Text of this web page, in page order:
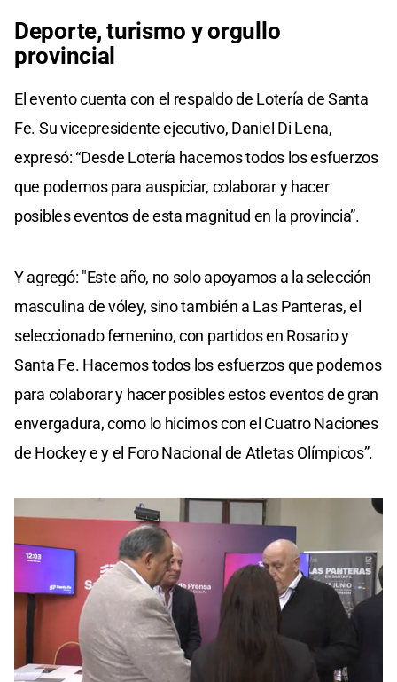
Deporte, turismo y orgullo
provincial
El evento cuenta con el respaldo de Lotería de Santa
Fe. Su vicepresidente ejecutivo, Daniel Di Lena,
expresó: “Desde Lotería hacemos todos los esfuerzos
que podemos para auspiciar, colaborar y hacer
posibles eventos de esta magnitud en la provincia”.
Y agregó: "Este año, no solo apoyamos a la selección
masculina de vóley, sino también a Las Panteras, el
seleccionado femenino, con partidos en Rosario y
Santa Fe. Hacemos todos los esfuerzos que podemos
para colaborar y hacer posibles estos eventos de gran
envergadura, como lo hicimos con el Cuatro Naciones
de Hockey e y el Foro Nacional de Atletas Olímpicos”.